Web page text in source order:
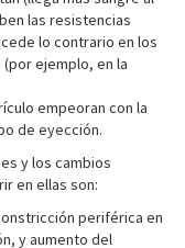
las resistencias
lo contrario en los
ejemplo, en la
empeoran con la
de eyección.
y los cambios
en ellas son:
periférica en
y aumento del